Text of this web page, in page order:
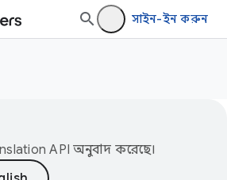
সাইন-ইন করুন
API অনুবাদ করেছে।